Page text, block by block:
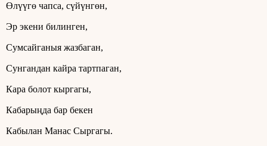
Өлүүгө чапса, сүйүнгөн,
Эр экени билинген,
Сумсайганыя жазбаган,
Сунгандан кайра тартпаган,
Кара болот кыргагы,
Кабарыңда бар бекен
Кабылан Манас Сыргагы.